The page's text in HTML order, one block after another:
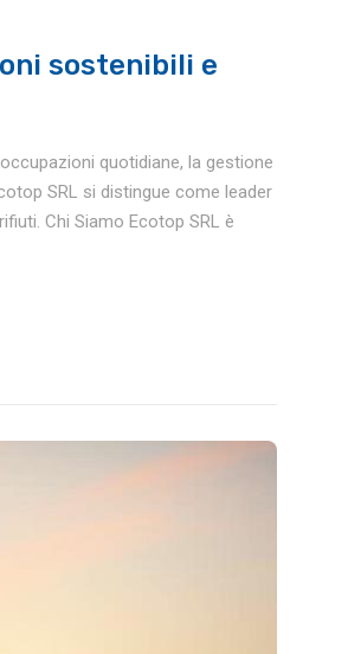
sostenibili e
quotidiane, la gestione
SRL si distingue come leader
Chi Siamo Ecotop SRL è